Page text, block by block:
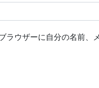
ラウザーに自分の名前、